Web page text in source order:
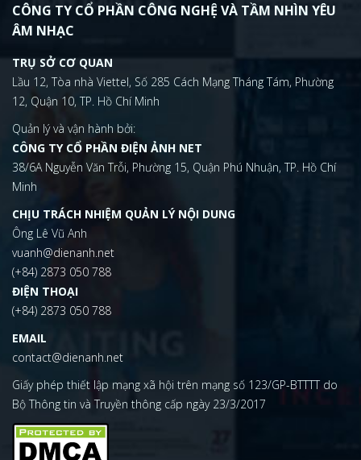
CÔNG TY CỔ PHẦN CÔNG NGHỆ VÀ TẦM NHÌN YÊU
ÂM NHẠC
TRỤ SỞ CƠ QUAN
Lầu 12, Tòa nhà Viettel, Số 285 Cách Mạng Tháng Tám, Phường
12, Quận 10, TP. Hồ Chí Minh
Quản lý và vận hành bởi:
CÔNG TY CỔ PHẦN ĐIỆN ẢNH NET
38/6A Nguyễn Văn Trỗi, Phường 15, Quận Phú Nhuận, TP. Hồ Chí
Minh
CHỊU TRÁCH NHIỆM QUẢN LÝ NỘI DUNG
Ông Lê Vũ Anh
vuanh@dienanh.net
(+84) 2873 050 788
ĐIỆN THOẠI
(+84) 2873 050 788
EMAIL
contact@dienanh.net
Giấy phép thiết lập mạng xã hội trên mạng số 123/GP-BTTTT do
Bộ Thông tin và Truyền thông cấp ngày 23/3/2017